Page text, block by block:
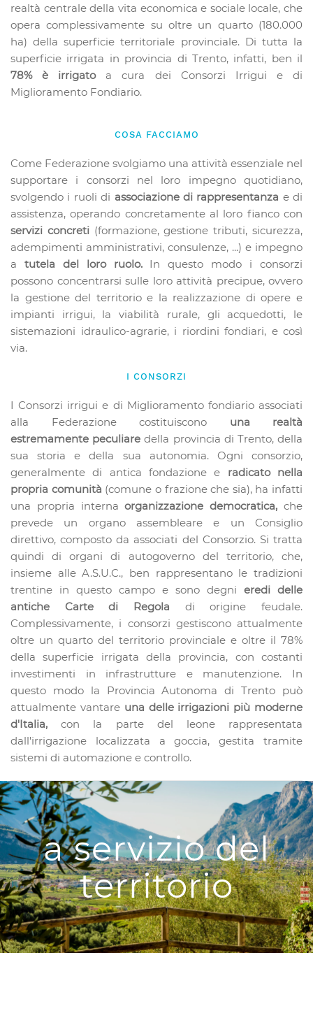
realtà centrale della vita economica e sociale locale, che
opera complessivamente su oltre un quarto (180.000
ha) della superficie territoriale provinciale. Di tutta la
superficie irrigata in provincia di Trento, infatti, ben il
78% è irrigatoa cura dei Consorzi Irrigui e di
Miglioramento Fondiario.
COSA FACCIAMO
Come Federazione svolgiamo una attività essenziale nel
supportare i consorzi nel loro impegno quotidiano,
svolgendo i ruoli di associazione di rappresentanza e di
assistenza, operando concretamente al loro fianco con
servizi concreti(formazione, gestione tributi, sicurezza,
adempimenti amministrativi, consulenze, ...) e impegno
a tutela del loro ruolo.In questo modo i consorzi
possono concentrarsi sulle loro attività precipue, ovvero
la gestione del territorio e la realizzazione di opere e
impianti irrigui, la viabilità rurale, gli acquedotti, le
sistemazioni idraulico-agrarie, i riordini fondiari, e così
via.
I CONSORZI
I Consorzi irrigui e di Miglioramento fondiario associati
alla Federazione costituiscono una realtà
estremamente peculiare della provincia di Trento, della
sua storia e della sua autonomia. Ogni consorzio,
generalmente di antica fondazione e radicato nella
propria comunità (comune o frazione che sia), ha infatti
una propria internaorganizzazione democratica, che
prevede un organo assembleare e un Consiglio
direttivo, composto da associati del Consorzio. Si tratta
quindi di organi di autogoverno del territorio, che,
insieme alle A.S.U.C., ben rappresentano le tradizioni
trentine in questo campo e sono degni eredi delle
antiche Carte di Regola di origine feudale.
Complessivamente, i consorzi gestiscono attualmente
oltre un quarto del territorio provinciale e oltre il 78%
della superficie irrigata della provincia, con costanti
investimenti in infrastrutture e manutenzione. In
questo modo la Provincia Autonoma di Trento può
attualmente vantare una delle irrigazioni più moderne
d'Italia, con la parte del leone rappresentata
dall'irrigazione localizzata a goccia, gestita tramite
sistemi di automazione e controllo.
a servizio del
territorio